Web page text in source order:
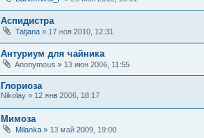
Аспидистра
Tatjana » 17 ноя 2010, 12:31
Антуриум для чайника
Anonymous » 13 июн 2006, 11:55
Глориоза
Nikolay » 12 янв 2006, 18:17
Мимоза
Milanka » 13 май 2009, 19:00